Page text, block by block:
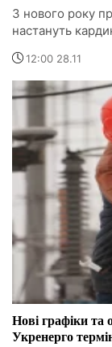
З нового року
настануть
12:00 28.11
Нові графіки та
Укренерго